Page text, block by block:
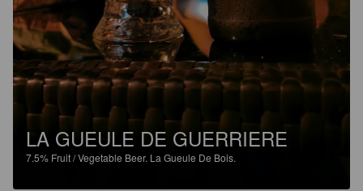
LA GUEULE DE GUERRIERE
7.5% Fruit / Vegetable Beer. La Gueule De Bois.